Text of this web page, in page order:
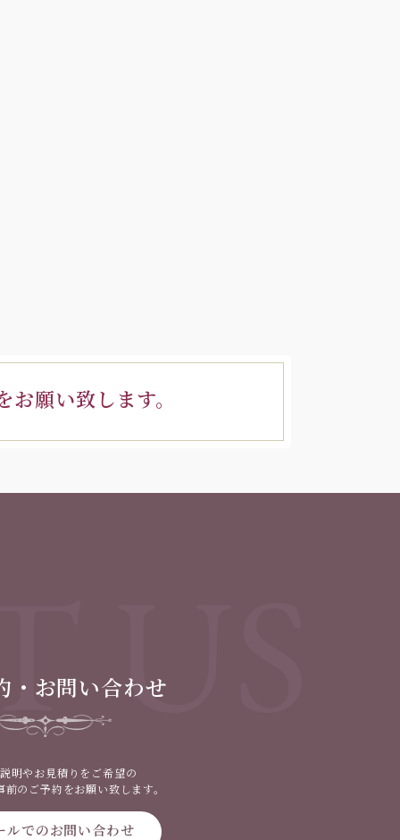
お願い致します。
・お問い合わせ
明やお見積りをご希望の
のご予約をお願い致します。
ルでのお問い合わせ